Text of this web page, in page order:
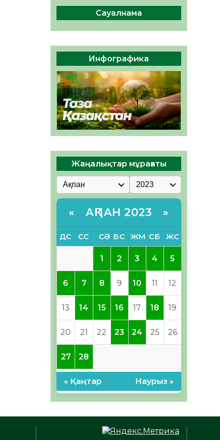
Руслан Рүстемұлы облыс
әкімінің кеңесшісі болып
тағайындалды
05.08.2026
52 0
Сауалнама
Инфографика
Жаңалықтар мұрағаты
« АҚПАН 2023 »
ДС СС СӘ БС ЖМ СБ ЖС
1 2 3 4 5
6 7 8 9 10 11 12
13 14 15 16 17 18 19
20 21 22 23 24 25 26
27 28
« Қаңтар Наурыз »